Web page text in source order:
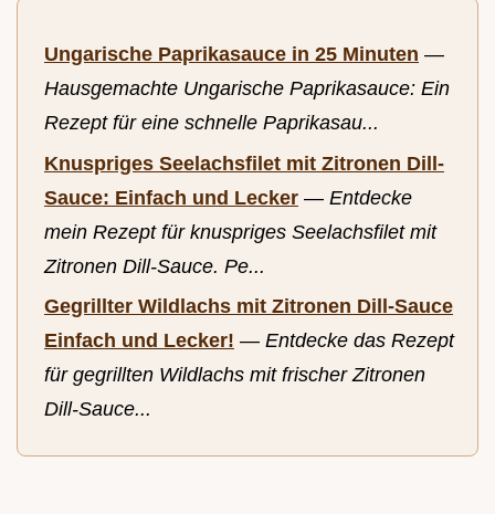
Ungarische Paprikasauce in 25 Minuten —
Hausgemachte Ungarische Paprikasauce: Ein
Rezept für eine schnelle Paprikasau...
Knuspriges Seelachsfilet mit Zitronen Dill-
Sauce: Einfach und Lecker — Entdecke
mein Rezept für knuspriges Seelachsfilet mit
Zitronen Dill-Sauce. Pe...
Gegrillter Wildlachs mit Zitronen Dill-Sauce
Einfach und Lecker! — Entdecke das Rezept
für gegrillten Wildlachs mit frischer Zitronen
Dill-Sauce...